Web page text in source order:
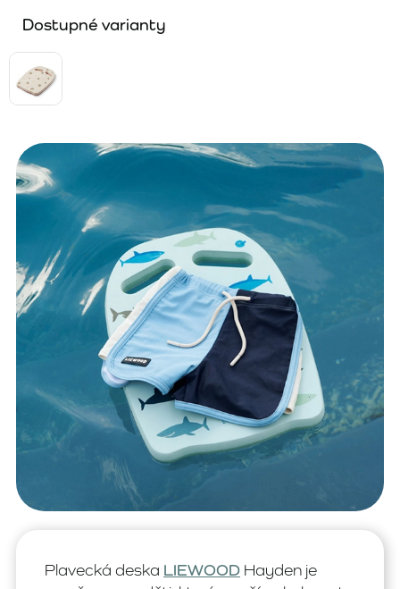
Dostupné varianty
Plavecká deska LIEWOOD Hayden je